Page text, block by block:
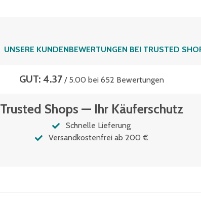
UNSERE KUNDENBEWERTUNGEN BEI TRUSTED
GUT: 4.37/ 5.00 bei 652 Bewertungen
Trusted Shops — Ihr Käuferschutz
Schnelle Lieferung
Versandkostenfrei ab 200 €